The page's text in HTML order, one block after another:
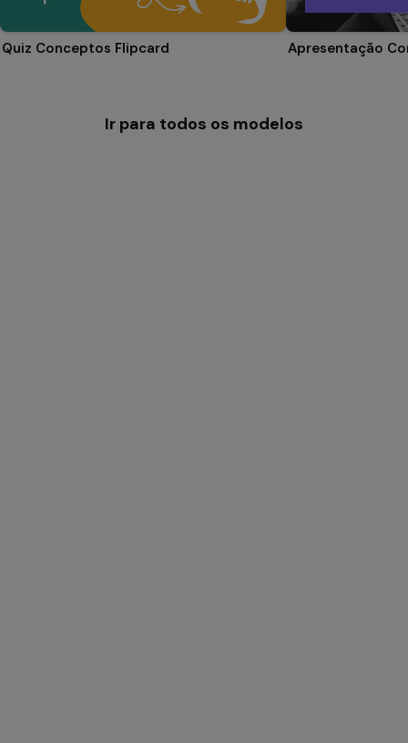
Quiz Conceptos Flipcard Apresentação
Ir para todos os modelos